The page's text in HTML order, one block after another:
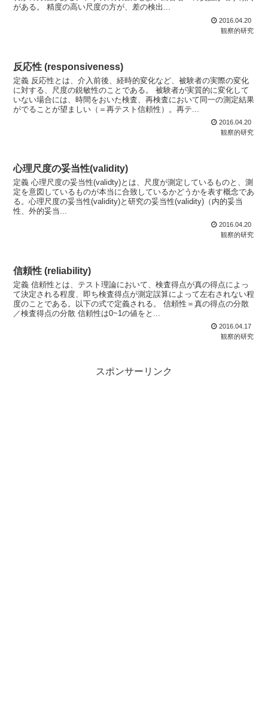
がある。 精度の高い尺度の方が、差の検出...
2016.04.20
観察的研究
反応性 (responsiveness)
定義 反応性とは、介入前後、経時的変化など、被験者の実際の変化
に対する、尺度の鋭敏性のことである。 被験者が実質的に変化して
いない場合には、時間をおいた検査、再検査において同一の測定結果
がでることが望ましい（＝再テスト信頼性）。再テ...
2016.04.20
観察的研究
心理尺度の妥当性(validity)
定義 心理尺度の妥当性(validty)とは、尺度が測定しているものと、測
定を意図しているものが本当に合致しているかどうかを表す概念であ
る。心理尺度の妥当性(validity)と研究の妥当性(validity)（内的妥当
性、外的妥当...
2016.04.20
観察的研究
信頼性 (reliability)
定義 信頼性とは、テスト理論において、検査得点が真の得点によっ
て決定される程度、即ち検査得点が測定誤算によって左右されない程
度のことである。以下の式で定義される。 信頼性＝真の得点の分散
／検査得点の分散 信頼性は0~1の値をと...
2016.04.17
観察的研究
スポンサーリンク